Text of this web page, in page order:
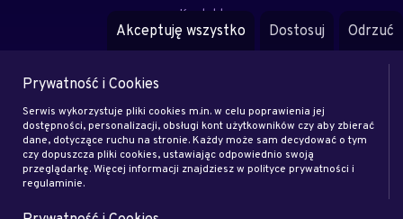
Kontakt
FAQ
Eksperci
Zostań klientem
Zostań ekspertem
Akceptuję wszystko Dostosuj Odrzuć
Prywatność i Cookies
Serwis wykorzystuje pliki cookies m.in. w celu poprawienia jej
dostępności, personalizacji, obsługi kont użytkowników czy aby zbierać
dane, dotyczące ruchu na stronie. Każdy może sam decydować o tym
czy dopuszcza pliki cookies, ustawiając odpowiednio swoją
przeglądarkę. Więcej informacji znajdziesz w polityce prywatności i
regulaminie.